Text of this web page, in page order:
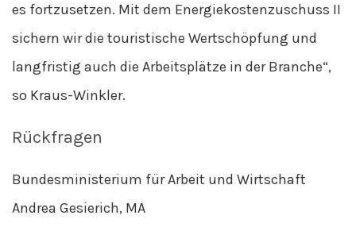
es fortzusetzen. Mit dem Energiekostenzuschuss II
sichern wir die touristische Wertschöpfung und
langfristig auch die Arbeitsplätze in der Branche“,
so Kraus-Winkler.
Rückfragen
Bundesministerium für Arbeit und Wirtschaft
Andrea Gesierich, MA